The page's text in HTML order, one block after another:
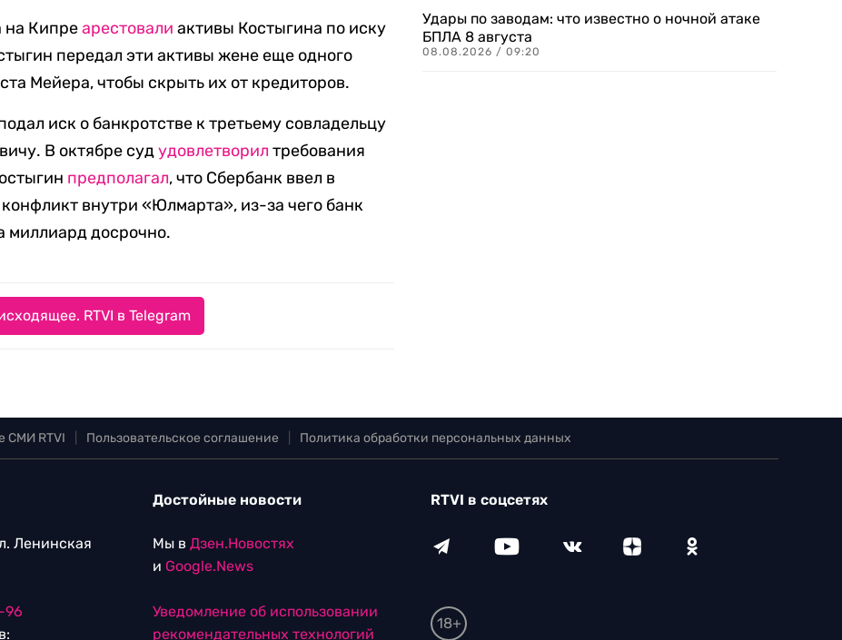
на Кипреарестовали активы Костыгина по иску
передал эти активы жене еще одного
Мейера, чтобы скрыть их от кредиторов.
иск о банкротстве к третьему совладельцу
В октябре судудовлетворил требования
предполагал, что Сбербанк ввел в
внутри «Юлмарта», из-за чего банк
миллиард досрочно.
RTVI в Telegram
Удары по заводам: что известно о ночной атаке
БПЛА 8 августа
08.08.2026 / 09:20
СМИ RTVI Пользовательское соглашение Политика обработки персональных данных
Ленинская
96
Достойные новости
Мы в Дзен.Новостях
и Google.News
Уведомление об использовании
рекомендательных технологий
RTVI в соцсетях
18+